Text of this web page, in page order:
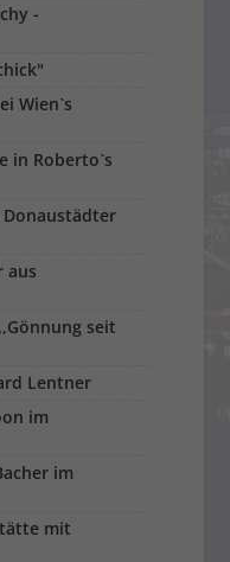
-
Wien`s
in Roberto`s
Donaustädter
aus
seit
Lentner
im
im
mit